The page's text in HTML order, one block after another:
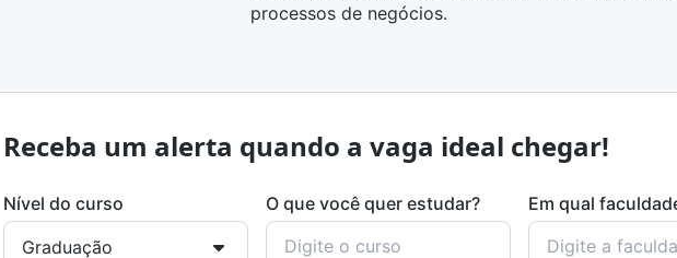
processos de negócios.
Receba um alerta quando a vaga ideal chegar!
Nível do curso O que você quer estudar? Em qual